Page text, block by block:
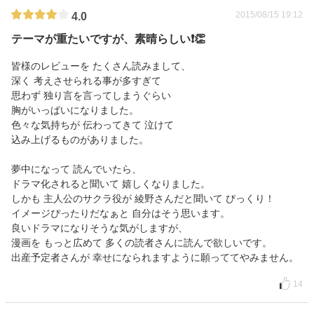
4.0 2015/08/15 19:12
テーマが重たいですが、素晴らしい❗👏
皆様のレビューを たくさん読みまして、
深く 考えさせられる事が多すぎて
思わず 独り言を言ってしまうぐらい
胸がいっぱいになりました。
色々な気持ちが 伝わってきて 泣けて
込み上げるものがありました。
夢中になって 読んでいたら、
ドラマ化されると聞いて 嬉しくなりました。
しかも 主人公のサクラ役が 綾野さんだと聞いて びっくり！
イメージぴったりだなぁと 自分はそう思います。
良いドラマになりそうな気がしますが、
漫画を もっと広めて 多くの読者さんに読んで欲しいです。
出産予定者さんが 幸せになられますように願っててやみません。
14